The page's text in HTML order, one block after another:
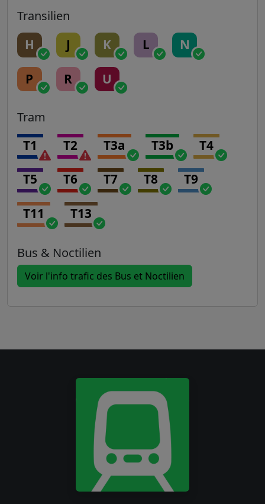
Transilien
H J K L N
P R U
Tram
T1 T2 T3a T3b T4
T5 T6 T7 T8 T9
T11 T13
Bus & Noctilien
Voir l'info trafic des Bus et Noctilien